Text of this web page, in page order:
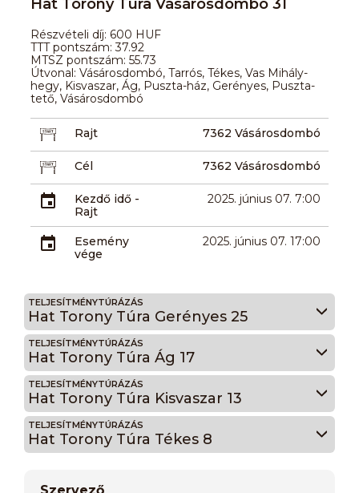
Hat Torony Túra Vásárosdombó 31
Részvételi díj: 600 HUF
TTT pontszám: 37.92
MTSZ pontszám: 55.73
Útvonal: Vásárosdombó, Tarrós, Tékes, Vas Mihály-
hegy, Kisvaszar, Ág, Puszta-ház, Gerényes, Puszta-
tető, Vásárosdombó
Rajt 7362 Vásárosdombó
Cél 7362 Vásárosdombó
Kezdő idő -
Rajt
2025. június 07. 7:00
Esemény
vége
2025. június 07. 17:00
TELJESÍTMÉNYTÚRÁZÁS
Hat Torony Túra Gerényes 25
TELJESÍTMÉNYTÚRÁZÁS
Hat Torony Túra Ág 17
TELJESÍTMÉNYTÚRÁZÁS
Hat Torony Túra Kisvaszar 13
TELJESÍTMÉNYTÚRÁZÁS
Hat Torony Túra Tékes 8
Szervező